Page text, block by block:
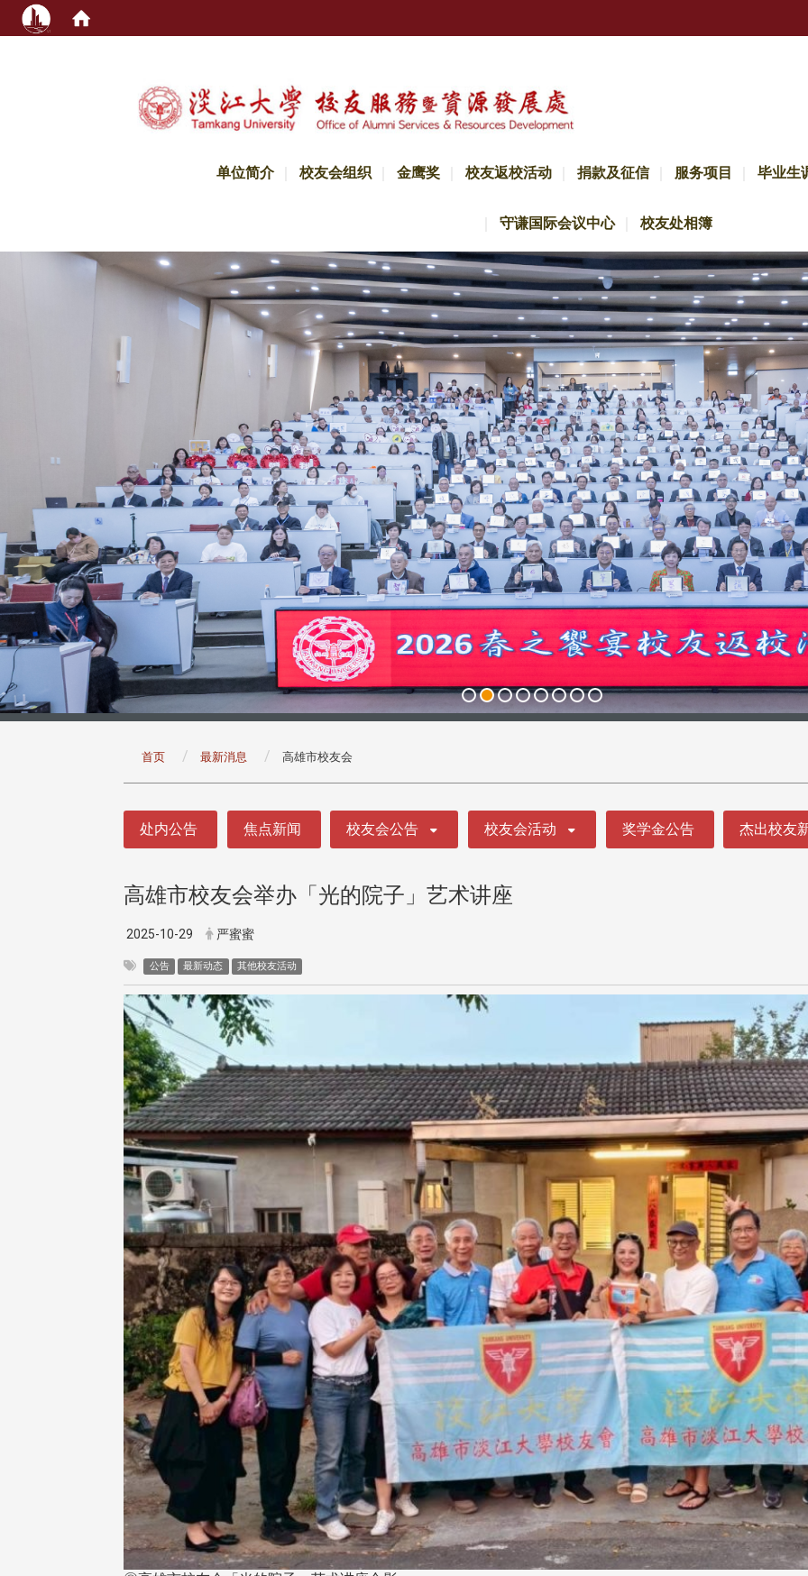
单位简介 校友会组织 金鹰奖 校友返校活动 捐款及征信 服务项目 毕业生
守谦国际会议中心 校友处相簿
首页 最新消息 高雄市校友会
处内公告 焦点新闻 校友会公告 校友会活动 奖学金公告 杰出校友
高雄市校友会举办「光的院子」艺术讲座
2025-10-29 严蜜蜜
公告 最新动态 其他校友活动